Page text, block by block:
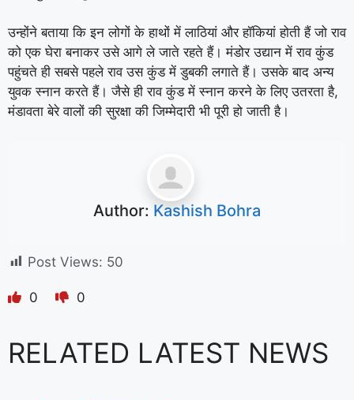
उन्होंने बताया कि इन लोगों के हाथों में लाठियां और हॉकियां होती हैं जो राव
को एक घेरा बनाकर उसे आगे ले जाते रहते हैं। मंडोर उद्यान में राव कुंड
पहुंचते ही सबसे पहले राव उस कुंड में डुबकी लगाते हैं। उसके बाद अन्य
युवक स्नान करते हैं। जैसे ही राव कुंड में स्नान करने के लिए उतरता है,
मंडावता बेरे वालों की सुरक्षा की जिम्मेदारी भी पूरी हो जाती है।
Author: Kashish Bohra
Post Views: 50
0 0
RELATED LATEST NEWS